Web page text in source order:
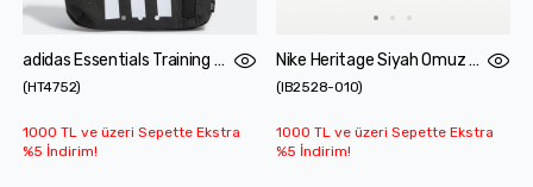
adidas Essentials Training Siyah Omuz Çantası
(HT4752)
1000 TL ve üzeri Sepette Ekstra
%5 İndirim!
Nike Heritage Siyah Omuz Çantası
(IB2528-010)
1000 TL ve üzeri Sepette Ekstra
%5 İndirim!